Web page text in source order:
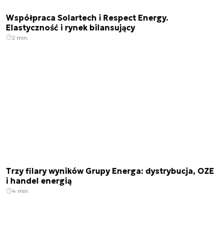
Współpraca Solartech i Respect Energy.
Elastyczność i rynek bilansujący
2 min.
Trzy filary wyników Grupy Energa: dystrybucja, OZE
i handel energią
4 min.